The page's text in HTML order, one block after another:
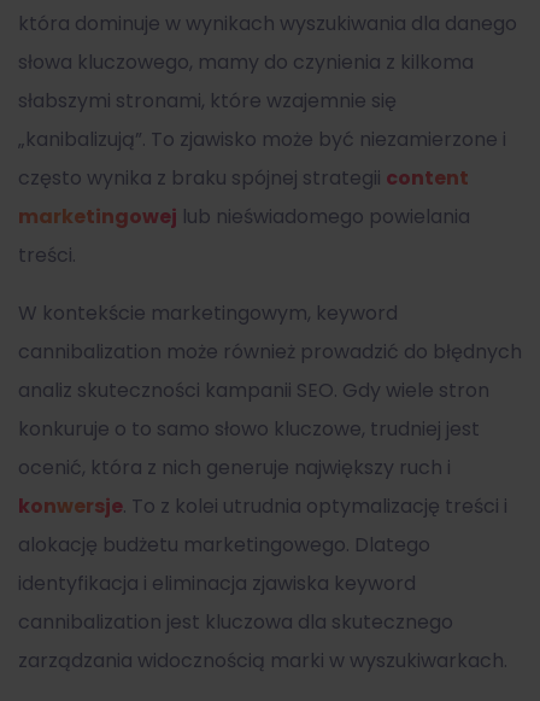
która dominuje w wynikach wyszukiwania dla danego
słowa kluczowego, mamy do czynienia z kilkoma
słabszymi stronami, które wzajemnie się
„kanibalizują”. To zjawisko może być niezamierzone i
często wynika z braku spójnej strategii content
marketingowej lub nieświadomego powielania
treści.
W kontekście marketingowym, keyword
cannibalization może również prowadzić do błędnych
analiz skuteczności kampanii SEO. Gdy wiele stron
konkuruje o to samo słowo kluczowe, trudniej jest
ocenić, która z nich generuje największy ruch i
konwersje. To z kolei utrudnia optymalizację treści i
alokację budżetu marketingowego. Dlatego
identyfikacja i eliminacja zjawiska keyword
cannibalization jest kluczowa dla skutecznego
zarządzania widocznością marki w wyszukiwarkach.